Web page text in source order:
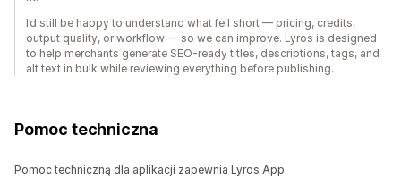
I’d still be happy to understand what fell short — pricing, credits,
output quality, or workflow — so we can improve. Lyros is designed
to help merchants generate SEO-ready titles, descriptions, tags, and
alt text in bulk while reviewing everything before publishing.
Pomoc techniczna
Pomoc techniczną dla aplikacji zapewnia Lyros App.